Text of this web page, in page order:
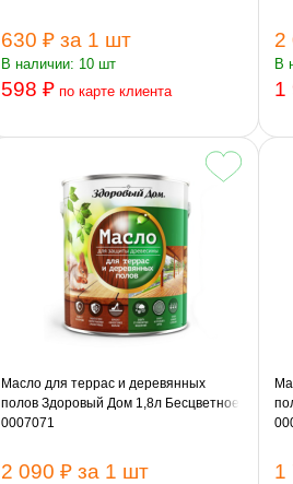
630 ₽за 1 шт
В наличии: 10 шт
598 ₽ по карте клиента
2
В
1
Масло для террас и деревянных
полов Здоровый Дом 1,8л Бесцветное
0007071
2 090 ₽за 1 шт 1